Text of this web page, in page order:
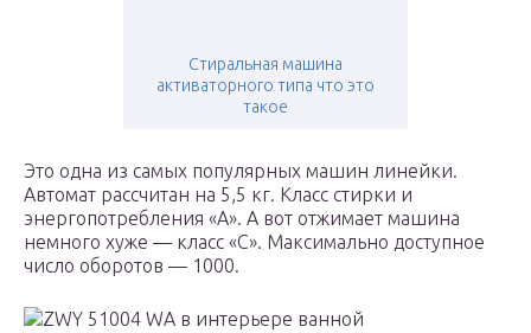
Стиральная машина
активаторного типа что это
такое
Это одна из самых популярных машин линейки.
Автомат рассчитан на 5,5 кг. Класс стирки и
энергопотребления «А». А вот отжимает машина
немного хуже — класс «С». Максимально доступное
число оборотов — 1000.
ZWY 51004 WA в интерьере ванной